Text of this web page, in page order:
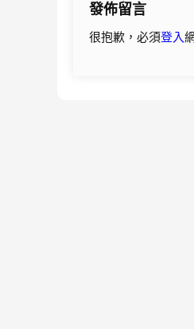
發佈留言
很抱歉，必須登入